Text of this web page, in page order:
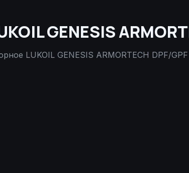
GENESIS
LUKOIL GENESIS ARMORTECH DPF/